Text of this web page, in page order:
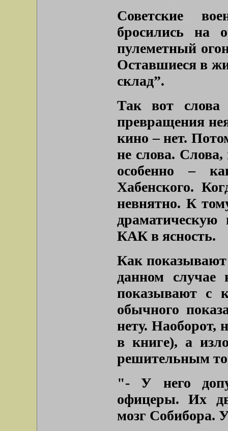
Советские
бросились на
пулеметный
Оставшиеся в
склад”.
Так вот слова
превращения
кино – нет.
не слова. Слова,
особенно –
Хабенского.
невнятно. К
драматическую
КАК в ясность.
Как показывают
данном
показывают с
обычного
нету. Наоборот,
в книге), а
решительным
"- У него
офицеры. Их
мозг Собибора.